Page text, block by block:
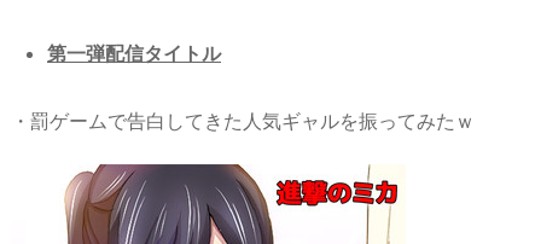
第一弾配信タイトル
・罰ゲームで告白してきた人気ギャルを振ってみたｗ